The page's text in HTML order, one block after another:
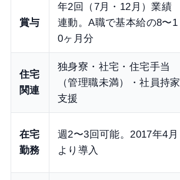
賞与
年2回（7月・12月）業績
連動。A職で基本給の8〜1
0ヶ月分
住宅
関連
独身寮・社宅・住宅手当
（管理職未満）・社員持家
支援
在宅
勤務
週2〜3回可能。2017年4月
より導入